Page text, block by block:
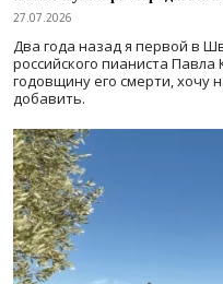
27.07.2026
Два года назад я первой в
российского пианиста
годовщину его смерти, хочу
добавить.